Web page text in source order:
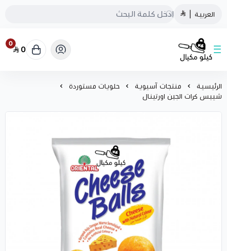
العربية
كيلو مكيال
0
0
الرئيسية منتجات آسيوية
حلويات مستوردة
شيبس كرات الجبن اورتينال